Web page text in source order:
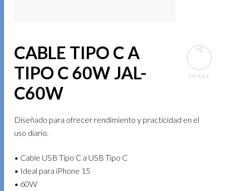
SHARE
CABLE TIPO C A
TIPO C 60W JAL-
C60W
Diseñado para ofrecer rendimiento y practicidad en el
uso diario.
• Cable USB Tipo C a USB Tipo C
• Ideal para iPhone 15
• 60W